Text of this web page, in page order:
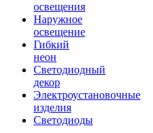
освещения
Наружное
освещение
Гибкий
неон
Светодиодный
декор
Электроустановочные
изделия
Светодиоды